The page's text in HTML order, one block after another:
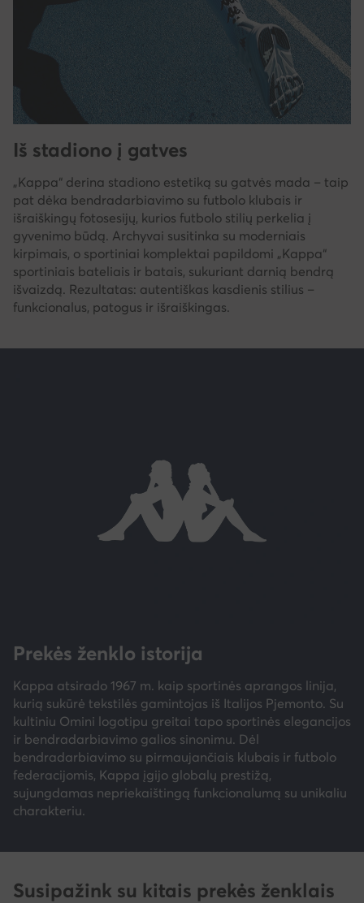
Iš stadiono į gatves
„Kappa“ derina stadiono estetiką su gatvės mada – taip
pat dėka bendradarbiavimo su futbolo klubais ir
išraiškingų fotosesijų, kurios futbolo stilių perkelia į
gyvenimo būdą. Archyvai susitinka su moderniais
kirpimais, o sportiniai komplektai papildomi „Kappa“
sportiniais bateliais ir batais, sukuriant darnią bendrą
išvaizdą. Rezultatas: autentiškas kasdienis stilius –
funkcionalus, patogus ir išraiškingas.
Prekės ženklo istorija
Kappa atsirado 1967 m. kaip sportinės aprangos linija,
kurią sukūrė tekstilės gamintojas iš Italijos Pjemonto. Su
kultiniu Omini logotipu greitai tapo sportinės elegancijos
ir bendradarbiavimo galios sinonimu. Dėl
bendradarbiavimo su pirmaujančiais klubais ir futbolo
federacijomis, Kappa įgijo globalų prestižą,
sujungdamas nepriekaištingą funkcionalumą su unikaliu
charakteriu.
Susipažink su kitais prekės ženklais